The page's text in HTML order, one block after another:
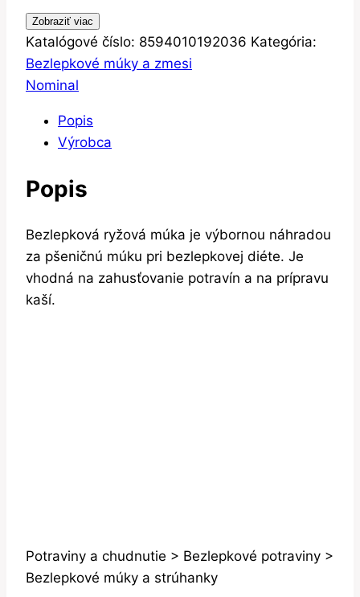
Zobraziť viac
Katalógové číslo: 8594010192036 Kategória:
Bezlepkové múky a zmesi
Nominal
Popis
Výrobca
Popis
Bezlepková ryžová múka je výbornou náhradou
za pšeničnú múku pri bezlepkovej diéte. Je
vhodná na zahusťovanie potravín a na prípravu
kaší.
Potraviny a chudnutie > Bezlepkové potraviny >
Bezlepkové múky a strúhanky